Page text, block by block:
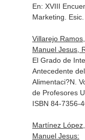
En: XVIII
Marketing .
Villarejo
Manuel Jesus,
El Grado de
Antecedente
Alimentaci?N.
de Profesores
ISBN 84-7356-
Martínez
Manuel Jesus: